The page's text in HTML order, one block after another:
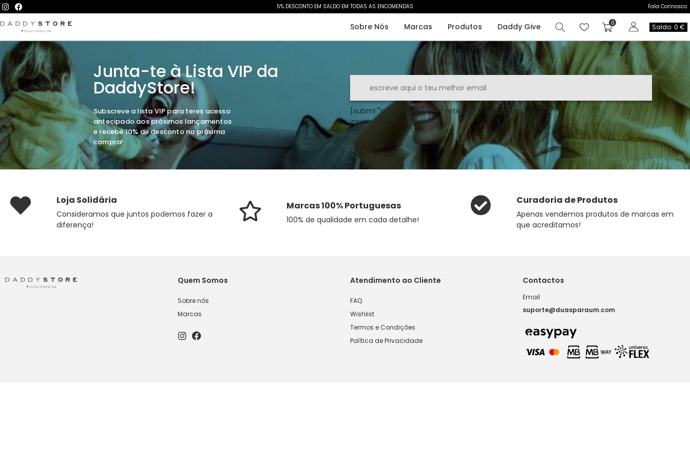
5% DESCONTO EM SALDO EM TODAS AS ENCOMENDAS​ Fala Connosco
Sobre Nós Marcas Produtos Daddy Give Saldo: 0 €
Junta-te à Lista VIP da
DaddyStore!
Subscreve a lista VIP para teres acesso
antecipado aos próximos lançamentos
e recebe 10% de desconto na próxima
compra!
[submi "subscrever"] ---> retirei o "t" para parar a
inscrições
Loja Solidária
Consideramos que juntos podemos fazer a
diferença!
Marcas 100% Portuguesas
100% de qualidade em cada detalhe!
Curadoria de Produtos
Apenas vendemos produtos de marcas em
que acreditamos!
Quem Somos
Sobre nós
Marcas
Atendimento ao Cliente
FAQ
Wishlist
Termos e Condições
Política de Privacidade
Contactos
Email
suporte@duasparaum.com